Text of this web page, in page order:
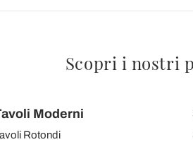
Scopri i nostri
Moderni
Rotondi